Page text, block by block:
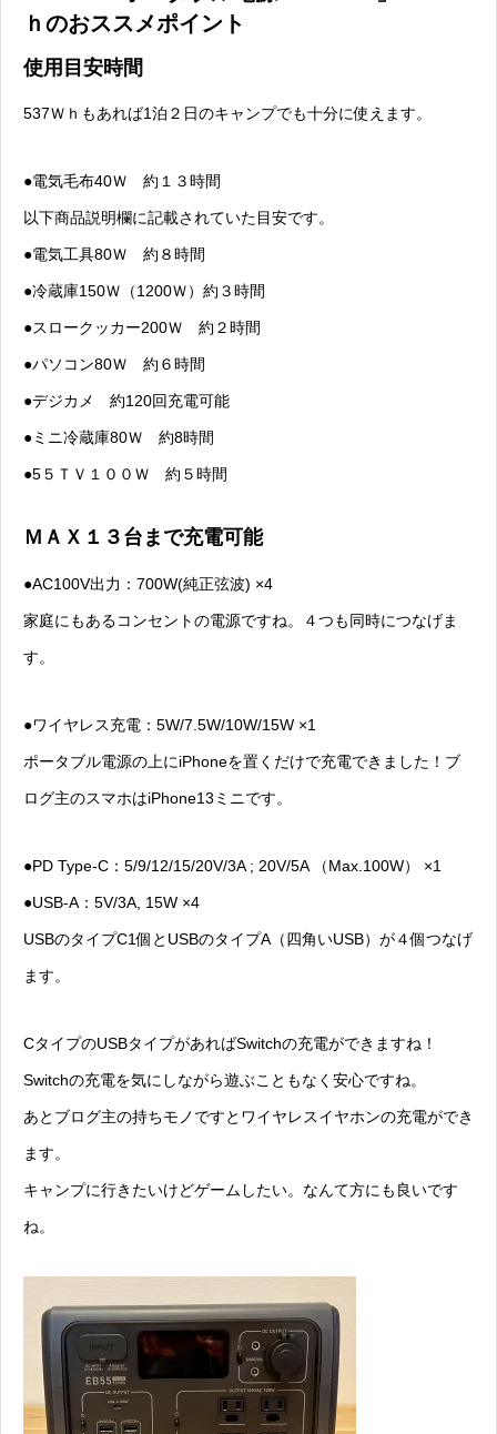
ｈのおススメポイント
使用目安時間
537Ｗｈもあれば1泊２日のキャンプでも十分に使えます。
●電気毛布40Ｗ 約１３時間
以下商品説明欄に記載されていた目安です。
●電気工具80Ｗ 約８時間
●冷蔵庫150Ｗ（1200Ｗ）約３時間
●スロークッカー200Ｗ 約２時間
●パソコン80Ｗ 約６時間
●デジカメ 約120回充電可能
●ミニ冷蔵庫80Ｗ 約8時間
●5５ＴＶ１００Ｗ 約５時間
ＭＡＸ１３台まで充電可能
●AC100V出力：700W(純正弦波) ×4
家庭にもあるコンセントの電源ですね。４つも同時につなげま
す。
●ワイヤレス充電：5W/7.5W/10W/15W ×1
ポータブル電源の上にiPhoneを置くだけで充電できました！ブ
ログ主のスマホはiPhone13ミニです。
●PD Type-C：5/9/12/15/20V/3A ; 20V/5A （Max.100W） ×1
●USB-A：5V/3A, 15W ×4
USBのタイプC1個とUSBのタイプA（四角いUSB）が４個つなげ
ます。
CタイプのUSBタイプがあればSwitchの充電ができますね！
Switchの充電を気にしながら遊ぶこともなく安心ですね。
あとブログ主の持ちモノですとワイヤレスイヤホンの充電ができ
ます。
キャンプに行きたいけどゲームしたい。なんて方にも良いです
ね。